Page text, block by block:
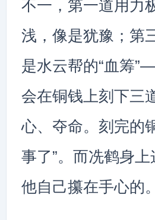
不一，第一道用力
浅，像是犹豫；第
是水云帮的“血筹
会在铜钱上刻下三
心、夺命。刻完的
事了”。而冼鹤身
他自己攥在手心的。